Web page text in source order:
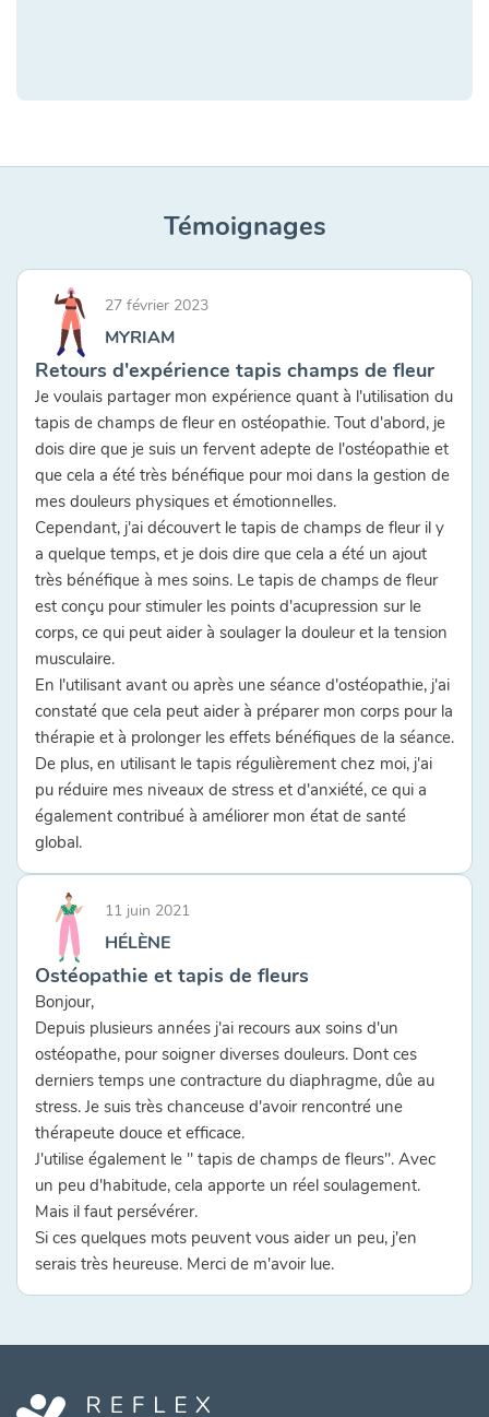
Témoignages
27 février 2023
MYRIAM
Retours d'expérience tapis champs de fleur
Je voulais partager mon expérience quant à l'utilisation du
tapis de champs de fleur en ostéopathie. Tout d'abord, je
dois dire que je suis un fervent adepte de l'ostéopathie et
que cela a été très bénéfique pour moi dans la gestion de
mes douleurs physiques et émotionnelles.
Cependant, j'ai découvert le tapis de champs de fleur il y
a quelque temps, et je dois dire que cela a été un ajout
très bénéfique à mes soins. Le tapis de champs de fleur
est conçu pour stimuler les points d'acupression sur le
corps, ce qui peut aider à soulager la douleur et la tension
musculaire.
En l'utilisant avant ou après une séance d'ostéopathie, j'ai
constaté que cela peut aider à préparer mon corps pour la
thérapie et à prolonger les effets bénéfiques de la séance.
De plus, en utilisant le tapis régulièrement chez moi, j'ai
pu réduire mes niveaux de stress et d'anxiété, ce qui a
également contribué à améliorer mon état de santé
global.
11 juin 2021
HÉLÈNE
Ostéopathie et tapis de fleurs
Bonjour,
Depuis plusieurs années j'ai recours aux soins d'un
ostéopathe, pour soigner diverses douleurs. Dont ces
derniers temps une contracture du diaphragme, dûe au
stress. Je suis très chanceuse d'avoir rencontré une
thérapeute douce et efficace.
J'utilise également le " tapis de champs de fleurs". Avec
un peu d'habitude, cela apporte un réel soulagement.
Mais il faut persévérer.
Si ces quelques mots peuvent vous aider un peu, j'en
serais très heureuse. Merci de m'avoir lue.